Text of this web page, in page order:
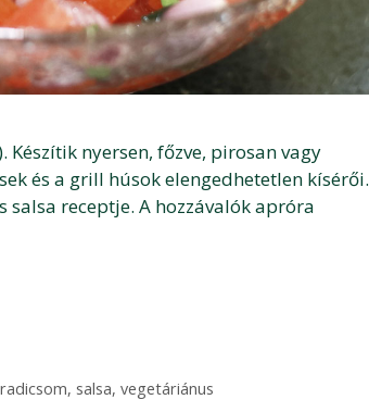
nyersen, főzve, pirosan vagy
és a grill húsok elengedhetetlen kísérői.
salsa receptje. A hozzávalók apróra
, salsa, vegetáriánus